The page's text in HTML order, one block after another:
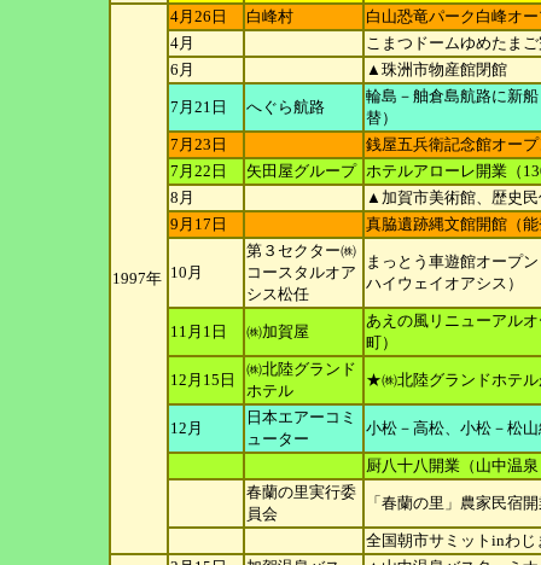
1997年
4月26日 白峰村
白山恐竜パーク白峰オ
4月
こまつドームゆめたま
6月
▲珠洲市物産館閉館
7月21日 へぐら航路
輪島－舳倉島航路に新
替）
7月23日
銭屋五兵衛記念館オー
7月22日
矢田屋グループ ホテルアローレ開業（
8月
▲加賀市美術館、歴史
9月17日
真脇遺跡縄文館開館（
10月
第３セクター㈱
コースタルオア
シス松任
まっとう車遊館オープ
ハイウェイオアシス）
11月1日 ㈱加賀屋
あえの風リニューアル
町）
12月15日
㈱北陸グランド
ホテル
★㈱北陸グランドホテ
12月
日本エアーコミ
ュ ーター
小松－高松、小松－松
厨八十八開業（山中温
春蘭の里実行委
員会
「春蘭の里」農家民宿
全国朝市サミットinわじ